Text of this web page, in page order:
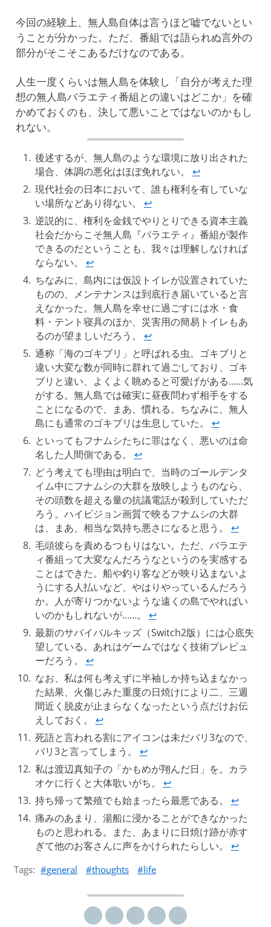
今回の経験上、無人島自体は言うほど嘘でないとい
うことが分かった。ただ、番組では語られぬ言外の
部分がそこそこあるだけなのである。
人生一度くらいは無人島を体験し「自分が考えた理
想の無人島バラエティ番組との違いはどこか」を確
かめておくのも、決して悪いことではないのかもし
れない。
後述するが、無人島のような環境に放り出された
場合、体調の悪化はほぼ免れない。 ↩︎
現代社会の日本において、誰も権利を有していな
い場所などあり得ない。 ↩︎
逆説的に、権利を金銭でやりとりできる資本主義
社会だからこそ無人島『バラエティ』番組が製作
できるのだということも、我々は理解しなければ
ならない。 ↩︎
ちなみに、島内には仮設トイレが設置されていた
ものの、メンテナンスは到底行き届いていると言
えなかった。無人島を幸せに過ごすには水・食
料・テント寝具のほか、災害用の簡易トイレもあ
るのが望ましいだろう。 ↩︎
通称「海のゴキブリ」と呼ばれる虫。ゴキブリと
違い大変な数が同時に群れて過ごしており、ゴキ
ブリと違い、よくよく眺めると可愛げがある……気
がする。無人島では確実に昼夜問わず相手をする
ことになるので、まあ、慣れる。ちなみに、無人
島にも通常のゴキブリは生息していた。 ↩︎
といってもフナムシたちに罪はなく、悪いのは命
名した人間側である。 ↩︎
どう考えても理由は明白で、当時のゴールデンタ
イム中にフナムシの大群を放映しようものなら、
その頭数を超える量の抗議電話が殺到していただ
ろう。ハイビジョン画質で映るフナムシの大群
は、まあ、相当な気持ち悪さになると思う。 ↩︎
毛頭彼らを責めるつもりはない。ただ、バラエテ
ィ番組って大変なんだろうなというのを実感する
ことはできた。船や釣り客などが映り込まないよ
うにする人払いなど、やはりやっているんだろう
か。人が寄りつかないような遠くの島でやればい
いのかもしれないが……。 ↩︎
最新のサバイバルキッズ（Switch2版）には心底失
望している。あれはゲームではなく技術プレビュ
ーだろう。 ↩︎
なお、私は何も考えずに半袖しか持ち込まなかっ
た結果、火傷じみた重度の日焼けにより二、三週
間近く脱皮が止まらなくなったという点だけお伝
えしておく。 ↩︎
死語と言われる割にアイコンは未だバリ3なので、
バリ3と言ってしまう。 ↩︎
私は渡辺真知子の「かもめが翔んだ日」を。カラ
オケに行くと大体歌いがち。 ↩︎
持ち帰って繁殖でも始まったら最悪である。 ↩︎
痛みのあまり、湯船に浸かることができなかった
ものと思われる。また、あまりに日焼け跡が赤す
ぎて他のお客さんに声をかけられたらしい。 ↩︎
Tags: general thoughts life